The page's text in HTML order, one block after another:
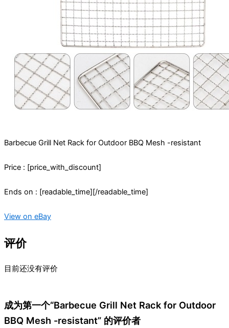
Barbecue Grill Net Rack for Outdoor BBQ Mesh -resistant
Price : [price_with_discount]
Ends on : [readable_time][/readable_time]
View on eBay
评价
目前还没有评价
成为第一个“Barbecue Grill Net Rack for Outdoor
BBQ Mesh -resistant” 的评价者